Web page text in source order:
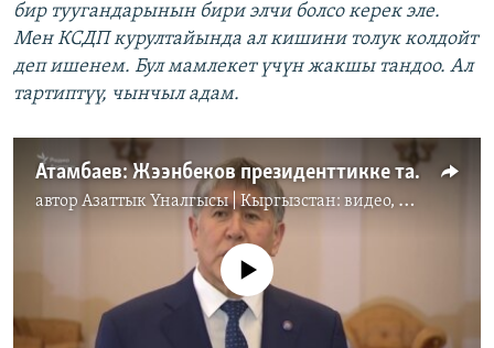
бир туугандарынын бири элчи болсо керек эле.
Мен КСДП курултайында ал кишини толук колдойт
деп ишенем. Бул мамлекет үчүн жакшы тандоо. Ал
тартиптүү, чынчыл адам.
Атамбаев: Жээнбеков президенттикке татыктуу
автор Азаттык Үналгысы | Кыргызстан: видео, фото, кабарлар
No media source currently available